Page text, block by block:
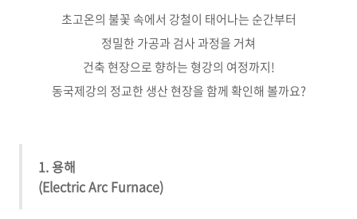
초고온의 불꽃 속에서 강철이 태어나는 순간부터
정밀한 가공과 검사 과정을 거쳐
건축 현장으로 향하는 형강의 여정까지!
동국제강의 정교한 생산 현장을 함께 확인해 볼까요?
1. 용해
(Electric Arc Furnace)